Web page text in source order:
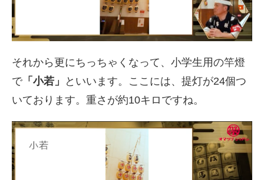
それから更にちっちゃくなって、小学生用の竿燈
で「小若」 といいます。ここには、提灯が24個つ
いております。重さが約10キロですね。